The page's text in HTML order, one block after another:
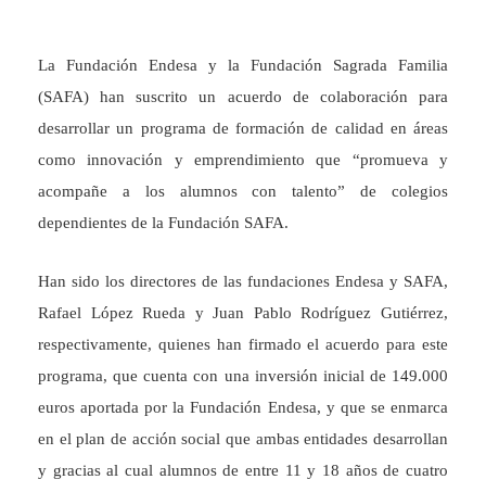
La Fundación Endesa y la Fundación Sagrada Familia
(SAFA) han suscrito un acuerdo de colaboración para
desarrollar un programa de formación de calidad en áreas
como innovación y emprendimiento que “promueva y
acompañe a los alumnos con talento” de colegios
dependientes de la Fundación SAFA.
Han sido los directores de las fundaciones Endesa y SAFA,
Rafael López Rueda y Juan Pablo Rodríguez Gutiérrez,
respectivamente, quienes han firmado el acuerdo para este
programa, que cuenta con una inversión inicial de 149.000
euros aportada por la Fundación Endesa, y que se enmarca
en el plan de acción social que ambas entidades desarrollan
y gracias al cual alumnos de entre 11 y 18 años de cuatro